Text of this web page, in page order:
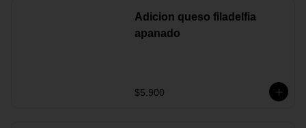
Adicion queso filadelfia
apanado
$5.900